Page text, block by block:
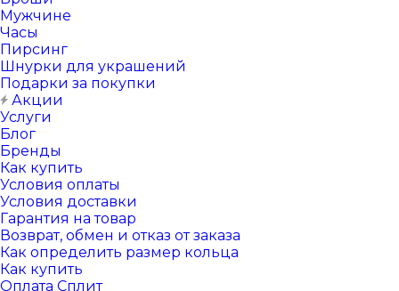
Мужчине
Часы
Пирсинг
Шнурки для украшений
Подарки за покупки
Акции
Услуги
Блог
Бренды
Как купить
Условия оплаты
Условия доставки
Гарантия на товар
Возврат, обмен и отказ от заказа
Как определить размер кольца
Как купить
Оплата Сплит